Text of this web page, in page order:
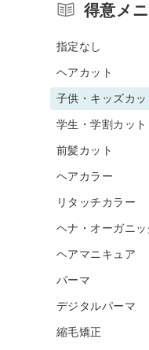
得意メ
指定なし
ヘアカット
子供・キッズカッ
学生・学割カット
前髪カット
ヘアカラー
リタッチカラー
ヘナ・オーガニ
ヘアマニキュア
パーマ
デジタルパーマ
縮毛矯正